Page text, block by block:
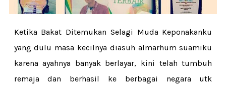
Ketika Bakat Ditemukan Selagi Muda Keponakanku
yang dulu masa kecilnya diasuh almarhum suamiku
karena ayahnya banyak berlayar, kini telah tumbuh
remaja dan berhasil ke berbagai negara utk